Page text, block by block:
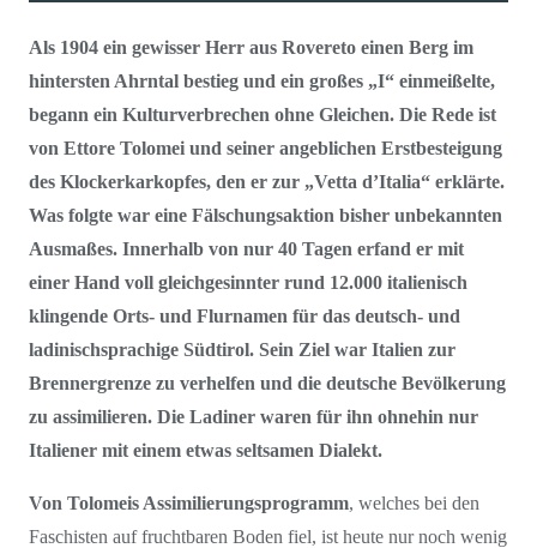
Als 1904 ein gewisser Herr aus Rovereto einen Berg im
hintersten Ahrntal bestieg und ein großes „I“ einmeißelte,
begann ein Kulturverbrechen ohne Gleichen. Die Rede ist
von Ettore Tolomei und seiner angeblichen Erstbesteigung
des Klockerkarkopfes, den er zur „Vetta d’Italia“ erklärte.
Was folgte war eine Fälschungsaktion bisher unbekannten
Ausmaßes. Innerhalb von nur 40 Tagen erfand er mit
einer Hand voll gleichgesinnter rund 12.000 italienisch
klingende Orts- und Flurnamen für das deutsch- und
ladinischsprachige Südtirol. Sein Ziel war Italien zur
Brennergrenze zu verhelfen und die deutsche Bevölkerung
zu assimilieren. Die Ladiner waren für ihn ohnehin nur
Italiener mit einem etwas seltsamen Dialekt.
Von Tolomeis Assimilierungsprogramm, welches bei den
Faschisten auf fruchtbaren Boden fiel, ist heute nur noch wenig